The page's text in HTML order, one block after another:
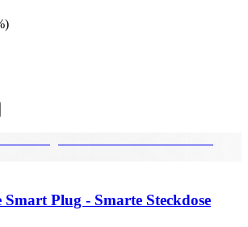
)
Plug - Smarte Steckdose